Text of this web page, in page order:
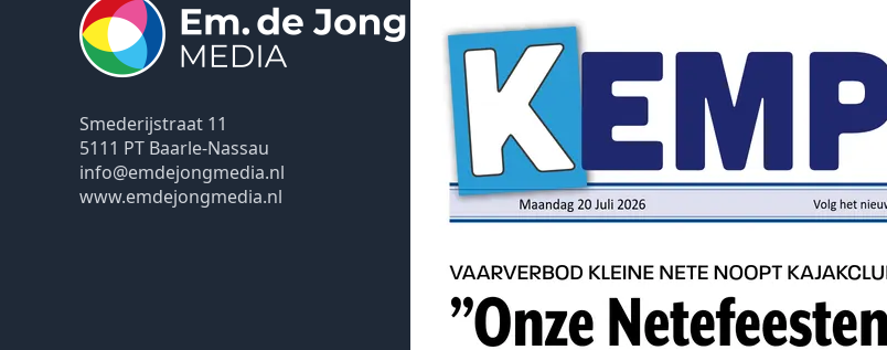
Smederijstraat 11
5111 PT Baarle-Nassau
info@emdejongmedia.nl
www.emdejongmedia.nl